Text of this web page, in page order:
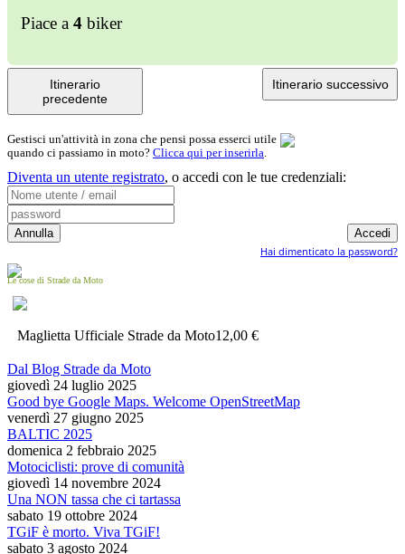
Piace a 4 biker
Itinerario
precedente
Itinerario successivo
Gestisci un'attività in zona che pensi possa esserci utile
quando ci passiamo in moto? Clicca qui per inserirla.
Diventa un utente registrato, o accedi con le tue credenziali:
Hai dimenticato la password?
Le cose di Strade da Moto
Maglietta Ufficiale Strade da Moto12,00 €
Dal Blog Strade da Moto
giovedì 24 luglio 2025
Good bye Google Maps. Welcome OpenStreetMap
venerdì 27 giugno 2025
BALTIC 2025
domenica 2 febbraio 2025
Motociclisti: prove di comunità
giovedì 14 novembre 2024
Una NON tassa che ci tartassa
sabato 19 ottobre 2024
TGiF è morto. Viva TGiF!
sabato 3 agosto 2024